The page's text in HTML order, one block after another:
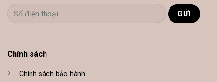
Chính sách
Chính sách bảo hành